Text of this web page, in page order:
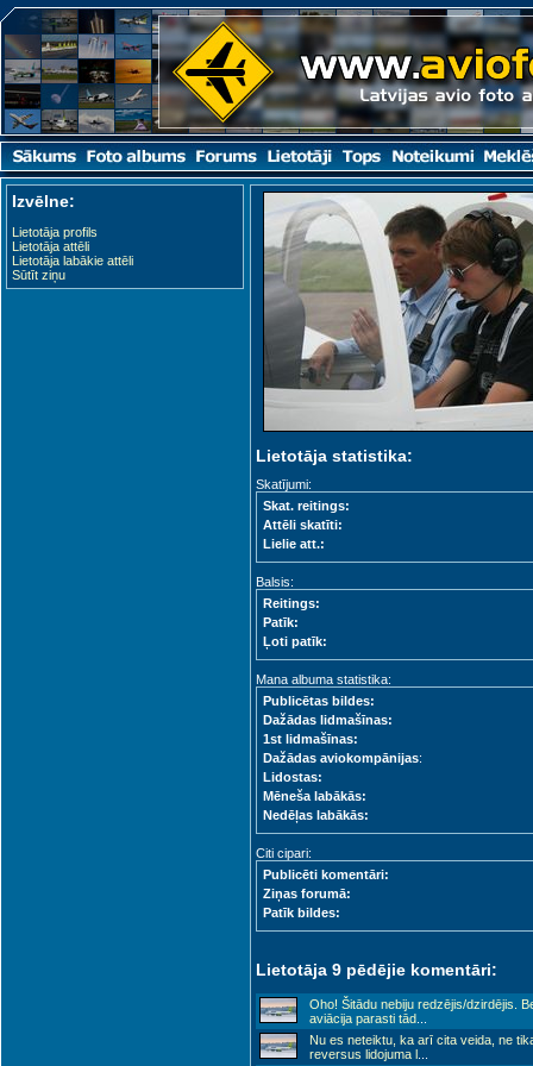
Izvēlne:
Lietotāja profils
Lietotāja attēli
Lietotāja labākie attēli
Sūtīt ziņu
Lietotāja statistika:
Skatījumi:
Skat. reitings:
Attēli skatīti:
Lielie att.:
Balsis:
Reitings:
Patīk:
Ļoti patīk:
Mana albuma statistika:
Publicētas bildes:
Dažādas lidmašīnas:
1st lidmašīnas:
Dažādas aviokompānijas:
Lidostas:
Mēneša labākās:
Nedēļas labākās:
Citi cipari:
Publicēti komentāri:
Ziņas forumā:
Patīk bildes:
Lietotāja 9 pēdējie komentāri:
Oho! Šitādu nebiju redzējis/dzirdējis.
aviācija parasti tād
Nu es neteiktu, ka arī cita veida, ne
reversus lidojuma l